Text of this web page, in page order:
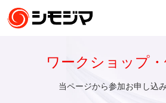
ワークショップ
当ページから参加お申し込